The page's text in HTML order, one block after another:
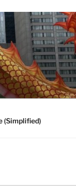
(Simplified)